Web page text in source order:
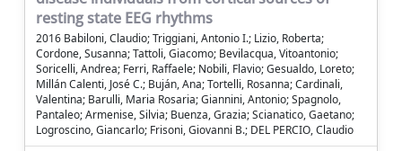
resting state EEG rhythms
2016 Babiloni, Claudio; Triggiani, Antonio I.; Lizio, Roberta;
Cordone, Susanna; Tattoli, Giacomo; Bevilacqua, Vitoantonio;
Soricelli, Andrea; Ferri, Raffaele; Nobili, Flavio; Gesualdo, Loreto;
Millán Calenti, José C.; Buján, Ana; Tortelli, Rosanna; Cardinali,
Valentina; Barulli, Maria Rosaria; Giannini, Antonio; Spagnolo,
Pantaleo; Armenise, Silvia; Buenza, Grazia; Scianatico, Gaetano;
Logroscino, Giancarlo; Frisoni, Giovanni B.; DEL PERCIO, Claudio